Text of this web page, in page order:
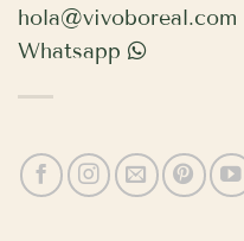
hola@vivoboreal.com
Whatsapp